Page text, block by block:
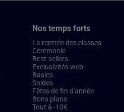
Nos temps forts
La rentrée des classes
Cérémonie
Best-sellers
Exclusivités web
Basics
Soldes
Fêtes de fin d'année
Bons plans
Tout à -10€